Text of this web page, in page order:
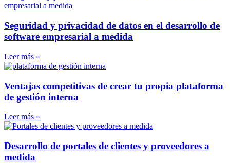
Seguridad y privacidad de datos en el desarrollo de
software empresarial a medida
Leer más »
Ventajas competitivas de crear tu propia plataforma
de gestión interna
Leer más »
Desarrollo de portales de clientes y proveedores a
medida